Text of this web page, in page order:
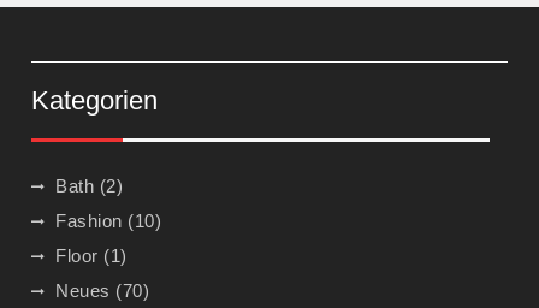
Kategorien
Bath (2)
Fashion (10)
Floor (1)
Neues (70)